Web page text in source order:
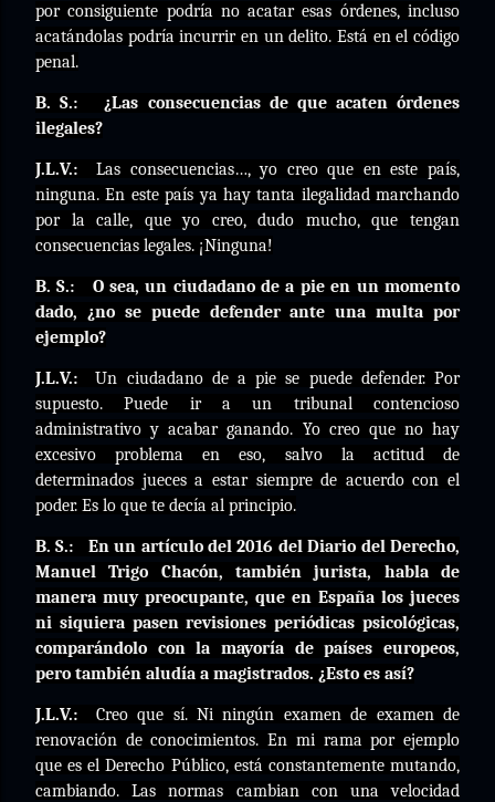
por consiguiente podría no acatar esas órdenes, incluso
acatándolas podría incurrir en un delito. Está en el código
penal.
B. S.:
¿Las consecuencias de que acaten órdenes
ilegales?
J.L.V.:
Las consecuencias…, yo creo que en este país,
ninguna. En este país ya hay tanta ilegalidad marchando
por la calle, que yo creo, dudo mucho, que tengan
consecuencias legales. ¡Ninguna!
B. S.:
O sea, un ciudadano de a pie en un momento
dado, ¿no se puede defender ante una multa por
ejemplo?
J.L.V.:
Un ciudadano de a pie se puede defender. Por
supuesto. Puede ir a un tribunal contencioso
administrativo y acabar ganando. Yo creo que no hay
excesivo problema en eso, salvo la actitud de
determinados jueces a estar siempre de acuerdo con el
poder. Es lo que te decía al principio.
B. S.:
En un artículo del 2016 del Diario del Derecho,
Manuel Trigo Chacón, también jurista, habla de
manera muy preocupante, que en España los jueces
ni siquiera pasen revisiones periódicas psicológicas,
comparándolo con la mayoría de países europeos,
pero también aludía a magistrados. ¿Esto es así?
J.L.V.:
Creo que sí. Ni ningún examen de examen de
renovación de conocimientos. En mi rama por ejemplo
que es el Derecho Público, está constantemente mutando,
cambiando. Las normas cambian con una velocidad